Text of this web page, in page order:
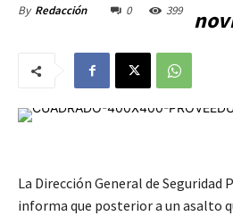
By Redacción 0 399
La Dirección General de Seguridad
informa que posterior a un asalto